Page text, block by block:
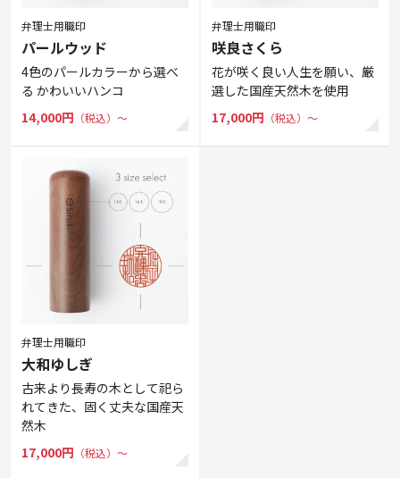
弁理士用職印
パールウッド
4色のパールカラーから選べ
る かわいいハンコ
14,000円 （税込）〜
弁理士用職印
咲良さくら
花が咲く良い人生を願い、厳
選した国産天然木を使用
17,000円 （税込）〜
弁理士用職印
大和ゆしぎ
古来より長寿の木として祀ら
れてきた、固く丈夫な国産天
然木
17,000円 （税込）〜